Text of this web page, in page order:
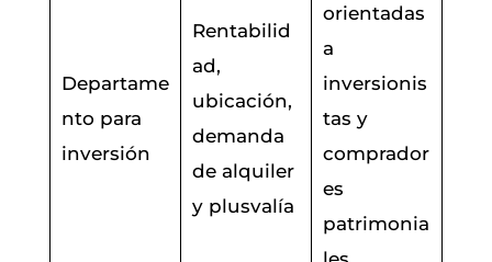
Departame
nto para
inversión
Rentabilid
ad,
ubicación,
demanda
de alquiler
y plusvalía
orientadas
a
inversionis
tas y
comprador
es
patrimonia